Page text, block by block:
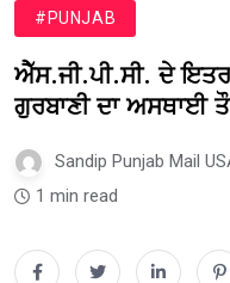
#PUNJAB
ਐੱਸ.ਜੀ.ਪੀ.ਸੀ. ਦੇ
ਗੁਰਬਾਣੀ ਦਾ ਅਸਥਾਈ
Sandip Punjab Mail
1 min read